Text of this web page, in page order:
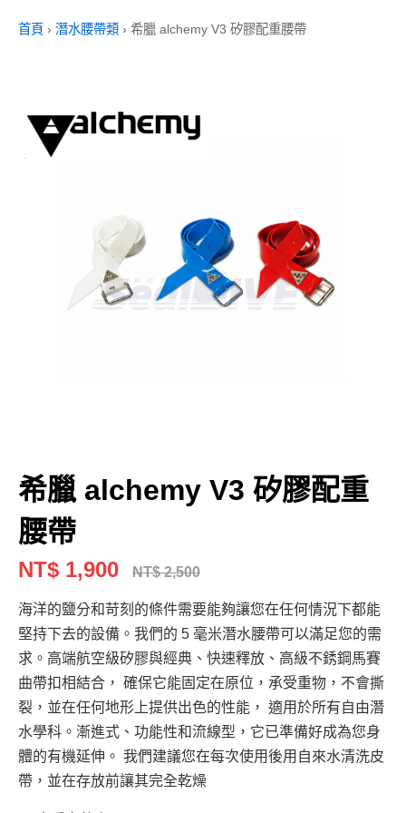
首頁 › 潛水腰帶類 › 希臘 alchemy V3 矽膠配重腰帶
希臘 alchemy V3 矽膠配重
腰帶
NT$ 1,900 NT$ 2,500
海洋的鹽分和苛刻的條件需要能夠讓您在任何情況下都能
堅持下去的設備。我們的 5 毫米潛水腰帶可以滿足您的需
求。高端航空級矽膠與經典、快速釋放、高級不銹鋼馬賽
曲帶扣相結合， 確保它能固定在原位，承受重物，不會撕
裂，並在任何地形上提供出色的性能， 適用於所有自由潛
水學科。漸進式、功能性和流線型，它已準備好成為您身
體的有機延伸。 我們建議您在每次使用後用自來水清洗皮
帶，並在存放前讓其完全乾燥